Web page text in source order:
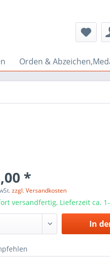
Orden &
*
zzgl. Versandkosten
versandfertig, Lieferzeit ca.
In